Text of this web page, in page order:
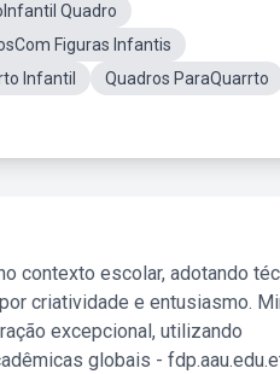
Quadro
Figuras Infantis
Infantil
Quadros ParaQuarrto
contexto escolar, adotando
criatividade e entusiasmo.
excepcional, utilizando
globais -